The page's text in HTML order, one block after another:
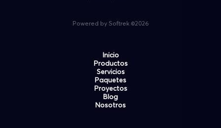
Inicio
Productos
Servicios
Paquetes
Proyectos
Blog
Nosotros
Powered by Softrek ©2026